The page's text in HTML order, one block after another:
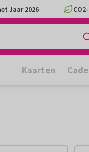
Jaar 2026
Kaarten